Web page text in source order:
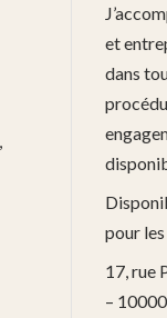
et
dans
pour les
17, rue
–